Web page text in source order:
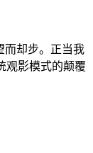
而却步。正当我
观影模式的颠覆